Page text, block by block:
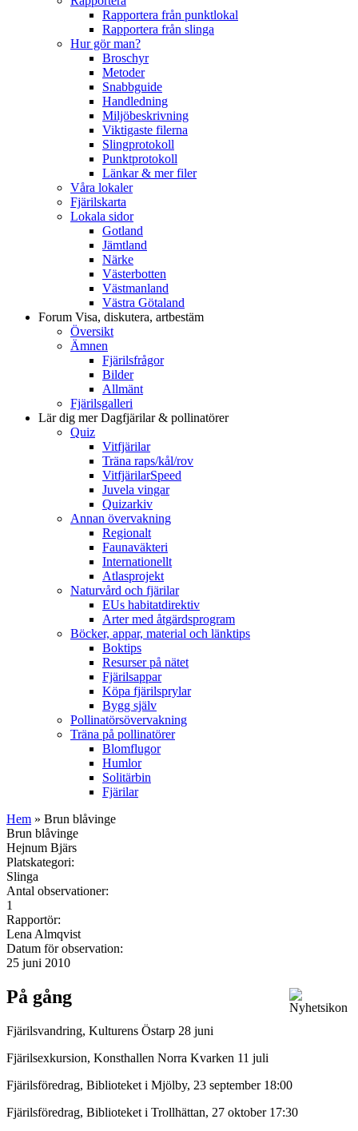
Rapportera från punktlokal
Rapportera från slinga
Hur gör man?
Broschyr
Metoder
Snabbguide
Handledning
Miljöbeskrivning
Viktigaste filerna
Slingprotokoll
Punktprotokoll
Länkar & mer filer
Våra lokaler
Fjärilskarta
Lokala sidor
Gotland
Jämtland
Närke
Västerbotten
Västmanland
Västra Götaland
Forum Visa, diskutera, artbestäm
Översikt
Ämnen
Fjärilsfrågor
Bilder
Allmänt
Fjärilsgalleri
Lär dig merDagfjärilar & pollinatörer
Quiz
Vitfjärilar
Träna raps/kål/rov
VitfjärilarSpeed
Juvela vingar
Quizarkiv
Annan övervakning
Regionalt
Faunaväkteri
Internationellt
Atlasprojekt
Naturvård och fjärilar
EUs habitatdirektiv
Arter med åtgärdsprogram
Böcker, appar, material och länktips
Boktips
Resurser på nätet
Fjärilsappar
Köpa fjärilsprylar
Bygg själv
Pollinatörsövervakning
Träna på pollinatörer
Blomflugor
Humlor
Solitärbin
Fjärilar
Hem » Brun blåvinge
Brun blåvinge
Hejnum Bjärs
Platskategori:
Slinga
Antal observationer:
1
Rapportör:
Lena Almqvist
Datum för observation:
25 juni 2010
På gång
Fjärilsvandring, Kulturens Östarp 28 juni
Fjärilsexkursion, Konsthallen Norra Kvarken 11 juli
Fjärilsföredrag, Biblioteket i Mjölby, 23 september 18:00
Fjärilsföredrag, Biblioteket i Trollhättan, 27 oktober 17:30